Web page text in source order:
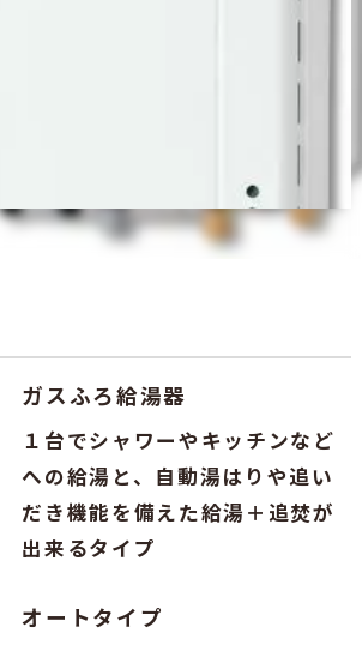
ガスふろ給湯器
１台でシャワーやキッチンなど
への給湯と、自動湯はりや追い
だき機能を備えた給湯＋追焚が
出来るタイプ
オートタイプ